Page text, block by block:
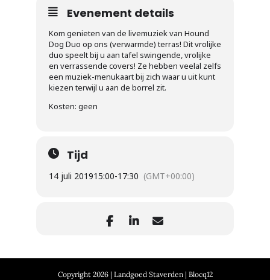
Evenement details
Kom genieten van de livemuziek van Hound
Dog Duo op ons (verwarmde) terras! Dit vrolijke
duo speelt bij u aan tafel swingende, vrolijke
en verrassende covers! Ze hebben veelal zelfs
een muziek-menukaart bij zich waar u uit kunt
kiezen terwijl u aan de borrel zit.
Kosten: geen
Tijd
14 juli 201915:00-17:30 (GMT+00:00)
Copyright 2026 | Landgoed Staverden | Blocq12